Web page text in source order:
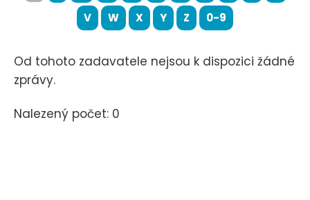
V
W X Y Z 0-9
Od tohoto zadavatele nejsou k dispozici žádné
zprávy.
Nalezený počet: 0